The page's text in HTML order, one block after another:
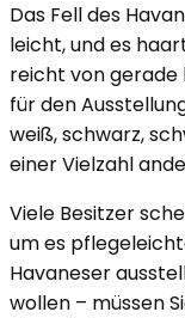
Das Fell des
leicht, und es
reicht von gerade
für den
weiß, schwarz,
einer Vielzahl
Viele Besitzer
um es
Havaneser
wollen – müssen